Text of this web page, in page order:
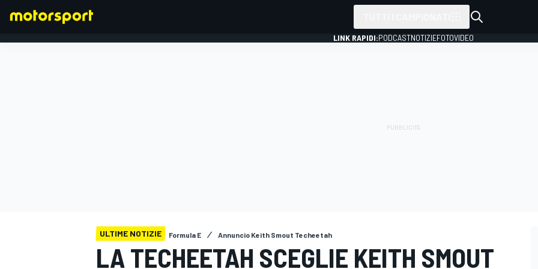
LINK RAPIDI:PODCASTNOTIZIEFOTOVIDEO
ULTIME NOTIZIE Formula E Annuncio Keith Smout Techeetah
LA TECHEETAH SCEGLIE KEITH SMOUT